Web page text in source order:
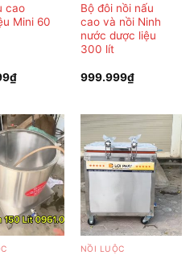
cao
Mini 60
₫
Bộ đôi nồi nấu
cao và nồi Ninh
nước dược liệu
300 lít
999.999₫
NỒI LUỘC